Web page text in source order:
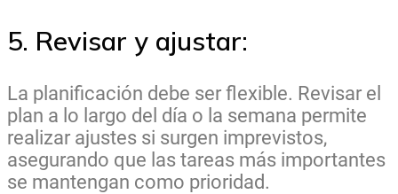
5. Revisar y ajustar:
La planificación debe ser flexible. Revisar el
plan a lo largo del día o la semana permite
realizar ajustes si surgen imprevistos,
asegurando que las tareas más importantes
se mantengan como prioridad.